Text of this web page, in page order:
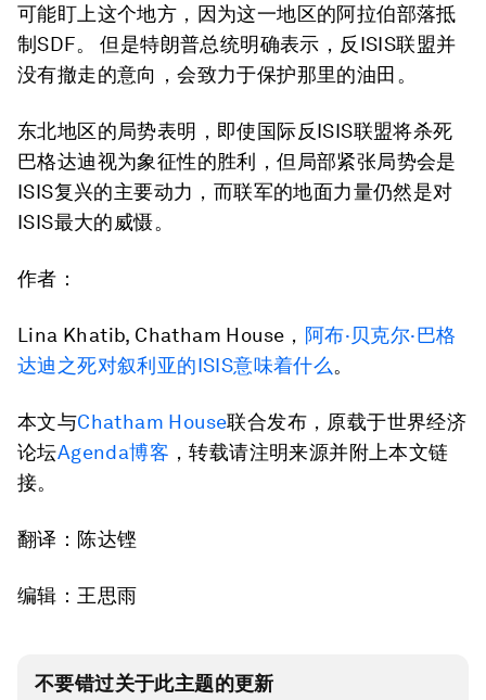
可能盯上这个地方，因为这一地区的阿拉伯部落抵
制SDF。 但是特朗普总统明确表示，反ISIS联盟并
没有撤走的意向，会致力于保护那里的油田。
东北地区的局势表明，即使国际反ISIS联盟将杀死
巴格达迪视为象征性的胜利，但局部紧张局势会是
ISIS复兴的主要动力，而联军的地面力量仍然是对
ISIS最大的威慑。
作者：
Lina Khatib, Chatham House， 阿布·贝克尔·巴格
达迪之死对叙利亚的ISIS意味着什么。
本文与Chatham House联合发布，原载于世界经济
论坛Agenda博客 ，转载请注明来源并附上本文链
接。
翻译：陈达铿
编辑：王思雨
不要错过关于此主题的更新